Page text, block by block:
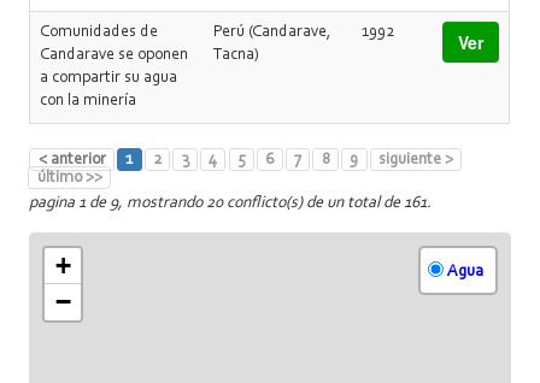
Comunidades de
Candarave se oponen
a compartir su agua
con la minería
Perú (Candarave,
Tacna)
1992 Ver
< anterior 1 2 3 4 5 6 7 8 9
siguiente >
último >>
pagina 1 de 9, mostrando 20 conflicto(s) de un total de 161.
+
−
Agua